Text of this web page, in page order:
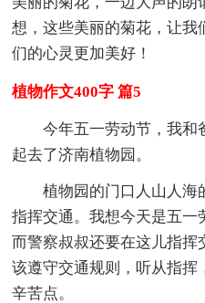
想，这些美丽的菊花，让我
们的心灵更加美好！
植物作文400字 篇5
今年五一劳动节，我和
起去了济南植物园。
植物园的门口人山人海
指挥交通。我想今天是五一
而警察叔叔还要在这儿指挥
该遵守交通规则，听从指
辛苦点。